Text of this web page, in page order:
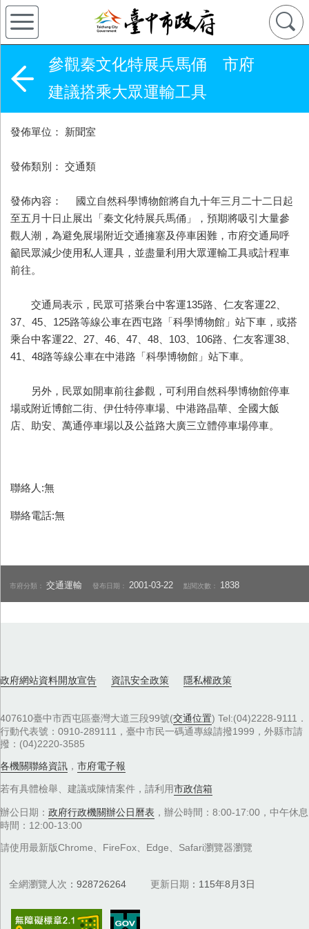
參觀秦文化特展兵馬俑 市府
建議搭乘大眾運輸工具
發佈單位： 新聞室
發佈類別： 交通類
發佈內容： 國立自然科學博物館將自九十年三月二十二日起
至五月十日止展出「秦文化特展兵馬俑」，預期將吸引大量參
觀人潮，為避免展場附近交通擁塞及停車困難，市府交通局呼
籲民眾減少使用私人運具，並盡量利用大眾運輸工具或計程車
前往。
交通局表示，民眾可搭乘台中客運135路、仁友客運22、
37、45、125路等線公車在西屯路「科學博物館」站下車，或搭
乘台中客運22、27、46、47、48、103、106路、仁友客運38、
41、48路等線公車在中港路「科學博物館」站下車。
另外，民眾如開車前往參觀，可利用自然科學博物館停車
場或附近博館二街、伊仕特停車場、中港路晶華、全國大飯
店、助安、萬通停車場以及公益路大廣三立體停車場停車。
聯絡人:無
聯絡電話:無
市府分類：交通運輸 發布日期： 2001-03-22 點閱次數： 1838
政府網站資料開放宣告 資訊安全政策 隱私權政策
407610臺中市西屯區臺灣大道三段99號(交通位置) Tel:(04)2228-9111．
行動代表號：0910-289111，臺中市民一碼通專線請撥1999，外縣市請
撥：(04)2220-3585
各機關聯絡資訊 ， 市府電子報
若有具體檢舉、建議或陳情案件，請利用市政信箱
辦公日期： 政府行政機關辦公日曆表 ，辦公時間：8:00-17:00，中午休息
時間：12:00-13:00
請使用最新版Chrome、FireFox、Edge、Safari瀏覽器瀏覽
全網瀏覽人次 928726264 更新日期 115年8月3日